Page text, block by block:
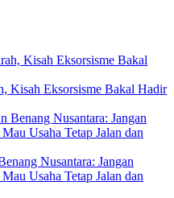
Kisah Eksorsisme Bakal Hadir
Nusantara: Jangan
Usaha Tetap Jalan dan